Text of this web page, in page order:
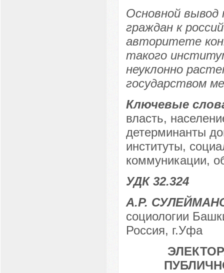
Основной вывод
граждан к
авторитете
такого
неуклонно
государством
Ключевые
власть,
детерминанты
институты,
коммуникации,
УДК 32.324
А.Р.
социологии
Россия, г.Уфа